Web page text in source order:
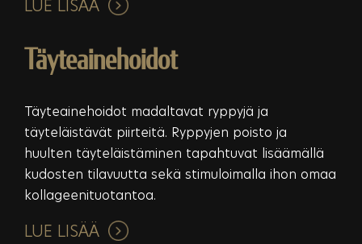
LUE LISÄÄ
Täyteainehoidot
Täyteainehoidot madaltavat ryppyjä ja
täyteläistävät piirteitä. Ryppyjen poisto ja
huulten täyteläistäminen tapahtuvat lisäämällä
kudosten tilavuutta sekä stimuloimalla ihon omaa
kollageenituotantoa.
LUE LISÄÄ